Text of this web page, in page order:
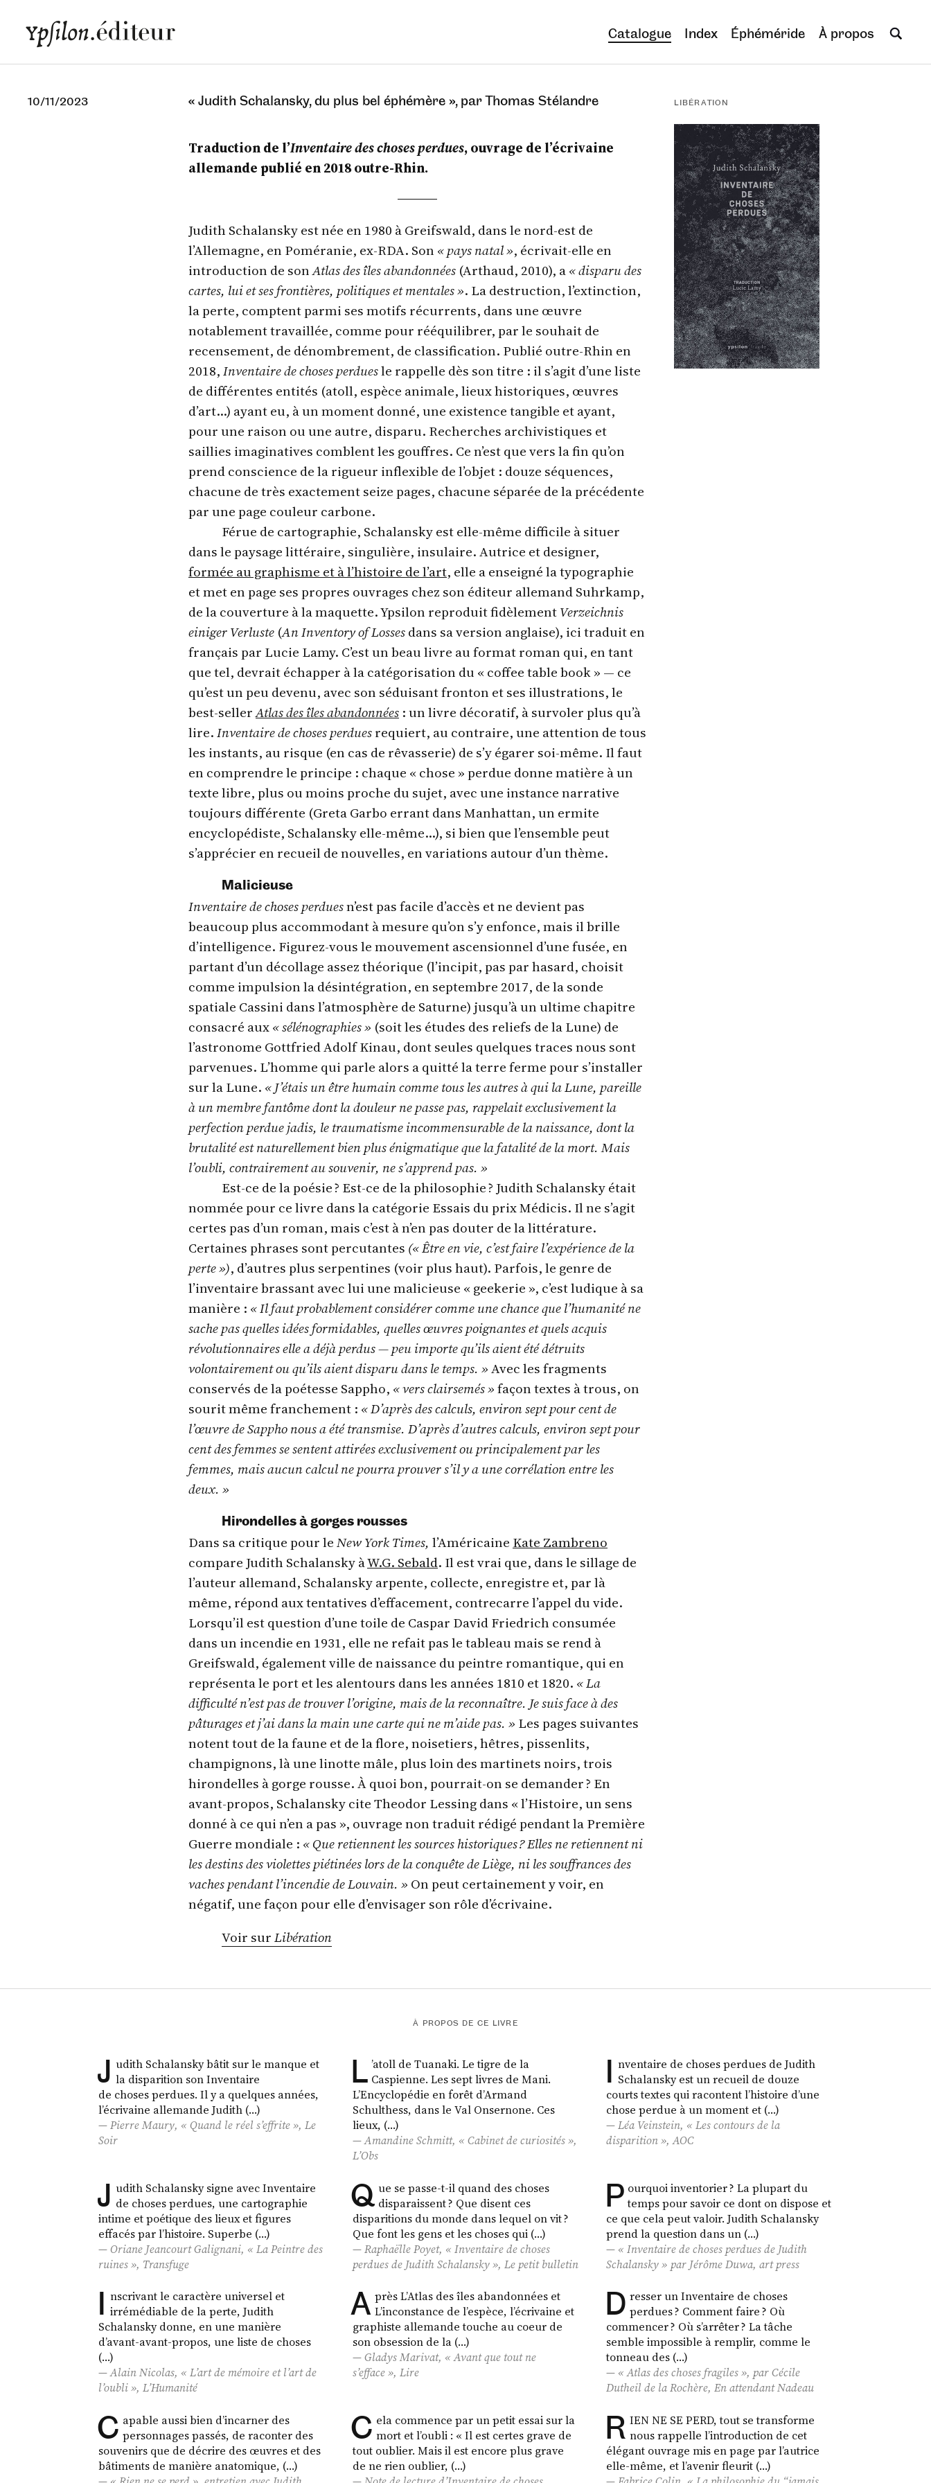
Catalogue Index Éphéméride À propos
10/11/2023 « Judith Schalansky, du plus bel éphémère », par Thomas Stélandre LIBÉRATION
Traduction de l’Inventaire des choses perdues, ouvrage de l’écrivaine
allemande publié en 2018 outre-Rhin.
Judith Schalansky est née en 1980 à Greifswald, dans le nord-est de
l’Allemagne, en Poméranie, ex-RDA. Son « pays natal », écrivait-elle en
introduction de sonAtlas des îles abandonnées (Arthaud, 2010), a« disparu des
cartes, lui et ses frontières, politiques et mentales ». La destruction, l’extinction,
la perte, comptent parmi ses motifs récurrents, dans une œuvre
notablement travaillée, comme pour rééquilibrer, par le souhait de
recensement, de dénombrement, de classification. Publié outre-Rhin en
2018,Inventaire de choses perduesle rappelle dès son titre : il s’agit d’une liste
de différentes entités (atoll, espèce animale, lieux historiques, œuvres
d’art…) ayant eu, à un moment donné, une existence tangible et ayant,
pour une raison ou une autre, disparu. Recherches archivistiques et
saillies imaginatives comblent les gouffres. Ce n’est que vers la fin qu’on
prend conscience de la rigueur inflexible de l’objet : douze séquences,
chacune de très exactement seize pages, chacune séparée de la précédente
par une page couleur carbone.
Férue de cartographie, Schalansky est elle-même difficile à situer
dans le paysage littéraire, singulière, insulaire. Autrice et designer,
formée au graphisme et à l’histoire de l’art, elle a enseigné la typographie
et met en page ses propres ouvrages chez son éditeur allemand Suhrkamp,
de la couverture à la maquette. Ypsilon reproduit fidèlementVerzeichnis
einiger Verluste (An Inventory of Lossesdans sa version anglaise), ici traduit en
français par Lucie Lamy. C’est un beau livre au format roman qui, en tant
que tel, devrait échapper à la catégorisation du « coffee table book » — ce
qu’est un peu devenu, avec son séduisant fronton et ses illustrations, le
best-sellerAtlas des îles abandonnées : un livre décoratif, à survoler plus qu’à
lire.Inventaire de choses perduesrequiert, au contraire, une attention de tous
les instants, au risque (en cas de rêvasserie) de s’y égarer soi-même. Il faut
en comprendre le principe : chaque « chose » perdue donne matière à un
texte libre, plus ou moins proche du sujet, avec une instance narrative
toujours différente (Greta Garbo errant dans Manhattan, un ermite
encyclopédiste, Schalansky elle-même…), si bien que l’ensemble peut
s’apprécier en recueil de nouvelles, en variations autour d’un thème.
Malicieuse
Inventaire de choses perduesn’est pas facile d’accès et ne devient pas
beaucoup plus accommodant à mesure qu’on s’y enfonce, mais il brille
d’intelligence. Figurez-vous le mouvement ascensionnel d’une fusée, en
partant d’un décollage assez théorique (l’incipit, pas par hasard, choisit
comme impulsion la désintégration, en septembre 2017, de la sonde
spatiale Cassini dans l’atmosphère de Saturne) jusqu’à un ultime chapitre
consacré aux« sélénographies » (soit les études des reliefs de la Lune) de
l’astronome Gottfried Adolf Kinau, dont seules quelques traces nous sont
parvenues. L’homme qui parle alors a quitté la terre ferme pour s’installer
sur la Lune. « J’étais un être humain comme tous les autres à qui la Lune, pareille
à un membre fantôme dont la douleur ne passe pas, rappelait exclusivement la
perfection perdue jadis, le traumatisme incommensurable de la naissance, dont la
brutalité est naturellement bien plus énigmatique que la fatalité de la mort. Mais
l’oubli, contrairement au souvenir, ne s’apprend pas. »
Est-ce de la poésie ? Est-ce de la philosophie ? Judith Schalansky était
nommée pour ce livre dans la catégorie Essais du prix Médicis. Il ne s’agit
certes pas d’un roman, mais c’est à n’en pas douter de la littérature.
Certaines phrases sont percutantes (« Être en vie, c’est faire l’expérience de la
perte »), d’autres plus serpentines (voir plus haut). Parfois, le genre de
l’inventaire brassant avec lui une malicieuse « geekerie », c’est ludique à sa
manière : « Il faut probablement considérer comme une chance que l’humanité ne
sache pas quelles idées formidables, quelles œuvres poignantes et quels acquis
révolutionnaires elle a déjà perdus — peu importe qu’ils aient été détruits
volontairement ou qu’ils aient disparu dans le temps. »Avec les fragments
conservés de la poétesse Sappho, « vers clairsemés »façon textes à trous, on
sourit même franchement : « D’après des calculs, environ sept pour cent de
l’œuvre de Sappho nous a été transmise. D’après d’autres calculs, environ sept pour
cent des femmes se sentent attirées exclusivement ou principalement par les
femmes, mais aucun calcul ne pourra prouver s’il y a une corrélation entre les
deux. »
Hirondelles à gorges rousses
Dans sa critique pour leNew York Times, l’Américaine Kate Zambreno
compare Judith Schalansky àW.G. Sebald. Il est vrai que, dans le sillage de
l’auteur allemand, Schalansky arpente, collecte, enregistre et, par là
même, répond aux tentatives d’effacement, contrecarre l’appel du vide.
Lorsqu’il est question d’une toile de Caspar David Friedrich consumée
dans un incendie en 1931, elle ne refait pas le tableau mais se rend à
Greifswald, également ville de naissance du peintre romantique, qui en
représenta le port et les alentours dans les années 1810 et 1820. « La
difficulté n’est pas de trouver l’origine, mais de la reconnaître. Je suis face à des
pâturages et j’ai dans la main une carte qui ne m’aide pas. » Les pages suivantes
notent tout de la faune et de la flore, noisetiers, hêtres, pissenlits,
champignons, là une linotte mâle, plus loin des martinets noirs, trois
hirondelles à gorge rousse. À quoi bon, pourrait-on se demander ? En
avant-propos, Schalansky cite Theodor Lessing dans « l’Histoire, un sens
donné à ce qui n’en a pas », ouvrage non traduit rédigé pendant la Première
Guerre mondiale : « Que retiennent les sources historiques ? Elles ne retiennent ni
les destins des violettes piétinées lors de la conquête de Liège, ni les souffrances des
vaches pendant l’incendie de Louvain. » On peut certainement y voir, en
négatif, une façon pour elle d’envisager son rôle d’écrivaine.
Voir surLibération
À PROPOS DE CE LIVRE
J udith Schalansky bâtit sur le manque et
la disparition son Inventaire
de choses perdues. Il y a quelques années,
l’écrivaine allemande Judith (…)
Pierre Maury, « Quand le réel s’effrite »,Le
Soir
L ’atoll de Tuanaki. Le tigre de la
Caspienne. Les sept livres de Mani.
L’Encyclopédie en forêt d’Armand
Schulthess, dans le Val Onsernone. Ces
lieux, (…)
Amandine Schmitt, « Cabinet de curiosités »,
L’Obs
I nventaire de choses perdues de Judith
Schalansky est un recueil de douze
courts textes qui racontent l’histoire d’une
chose perdue à un moment et (…)
Léa Veinstein, « Les contours de la
disparition »,AOC
J udith Schalansky signe avec Inventaire
de choses perdues, une cartographie
intime et poétique des lieux et figures
effacés par l’histoire. Superbe (…)
Oriane Jeancourt Galignani, « La Peintre des
ruines », Transfuge
Q ue se passe-t-il quand des choses
disparaissent ? Que disent ces
disparitions du monde dans lequel on vit ?
Que font les gens et les choses qui (…)
Raphaëlle Poyet, « Inventaire de choses
perduesde Judith Schalansky », Le petit bulletin
P ourquoi inventorier ? La plupart du
temps pour savoir ce dont on dispose et
ce que cela peut valoir. Judith Schalansky
prend la question dans un (…)
«Inventaire de choses perduesde Judith
Schalansky » par Jérôme Duwa,art press
I nscrivant le caractère universel et
irrémédiable de la perte, Judith
Schalansky donne, en une manière
d’avant-avant-propos, une liste de choses
(…)
Alain Nicolas, « L’art de mémoire et l’art de
l’oubli »,L’Humanité
A près L’Atlas des îles abandonnées et
L’inconstance de l’espèce, l’écrivaine et
graphiste allemande touche au coeur de
son obsession de la (…)
Gladys Marivat, « Avant que tout ne
s’efface », Lire
D resser un Inventaire de choses
perdues ? Comment faire ? Où
commencer ? Où s’arrêter ? La tâche
semble impossible à remplir, comme le
tonneau des (…)
« Atlas des choses fragiles », par Cécile
Dutheil de la Rochère,En attendant Nadeau
C apable aussi bien d’incarner des
personnages passés, de raconter des
souvenirs que de décrire des œuvres et des
bâtiments de manière anatomique, (…)
C ela commence par un petit essai sur la
mort et l’oubli : « Il est certes grave de
tout oublier. Mais il est encore plus grave
de ne rien oublier, (…)
R IEN NE SE PERD, tout se transforme
nous rappelle l’introduction de cet
élégant ouvrage mis en page par l’autrice
elle-même, et l’avenir fleurit (…)